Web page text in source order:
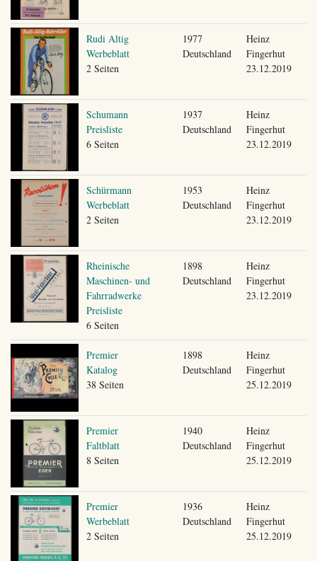
Rudi Altig
Werbeblatt
2 Seiten
1977
Deutschland
Heinz
Fingerhut
23.12.2019
Schumann
Preisliste
6 Seiten
1937
Deutschland
Heinz
Fingerhut
23.12.2019
Schürmann
Werbeblatt
2 Seiten
1953
Deutschland
Heinz
Fingerhut
23.12.2019
Rheinische
Maschinen- und
Fahrradwerke
Preisliste
6 Seiten
1898
Deutschland
Heinz
Fingerhut
23.12.2019
Premier
Katalog
38 Seiten
1898
Deutschland
Heinz
Fingerhut
25.12.2019
Premier
Faltblatt
8 Seiten
1940
Deutschland
Heinz
Fingerhut
25.12.2019
Premier
Werbeblatt
2 Seiten
1936
Deutschland
Heinz
Fingerhut
25.12.2019